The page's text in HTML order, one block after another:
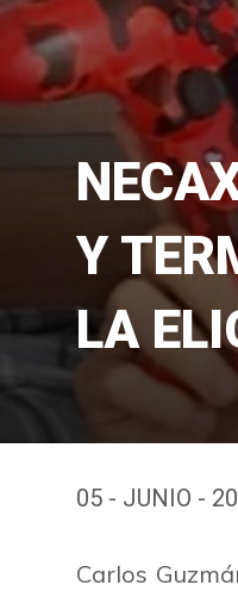
Y
LA
05 - JUNIO -
Carlos